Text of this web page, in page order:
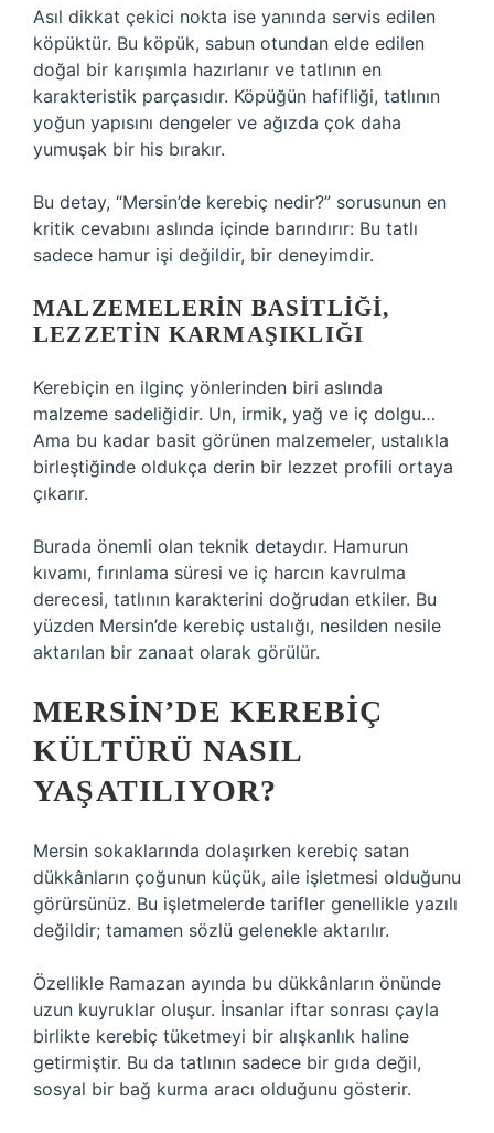
Asıl dikkat çekici nokta ise yanında servis edilen
köpüktür. Bu köpük, sabun otundan elde edilen
doğal bir karışımla hazırlanır ve tatlının en
karakteristik parçasıdır. Köpüğün hafifliği, tatlının
yoğun yapısını dengeler ve ağızda çok daha
yumuşak bir his bırakır.
Bu detay, “Mersin’de kerebiç nedir?” sorusunun en
kritik cevabını aslında içinde barındırır: Bu tatlı
sadece hamur işi değildir, bir deneyimdir.
MALZEMELERIN BASITLIĞI,
LEZZETIN KARMAŞIKLIĞI
Kerebiçin en ilginç yönlerinden biri aslında
malzeme sadeliğidir. Un, irmik, yağ ve iç dolgu…
Ama bu kadar basit görünen malzemeler, ustalıkla
birleştiğinde oldukça derin bir lezzet profili ortaya
çıkarır.
Burada önemli olan teknik detaydır. Hamurun
kıvamı, fırınlama süresi ve iç harcın kavrulma
derecesi, tatlının karakterini doğrudan etkiler. Bu
yüzden Mersin’de kerebiç ustalığı, nesilden nesile
aktarılan bir zanaat olarak görülür.
MERSIN’DE KEREBIÇ
KÜLTÜRÜ NASIL
YAŞATILIYOR?
Mersin sokaklarında dolaşırken kerebiç satan
dükkânların çoğunun küçük, aile işletmesi olduğunu
görürsünüz. Bu işletmelerde tarifler genellikle yazılı
değildir; tamamen sözlü gelenekle aktarılır.
Özellikle Ramazan ayında bu dükkânların önünde
uzun kuyruklar oluşur. İnsanlar iftar sonrası çayla
birlikte kerebiç tüketmeyi bir alışkanlık haline
getirmiştir. Bu da tatlının sadece bir gıda değil,
sosyal bir bağ kurma aracı olduğunu gösterir.